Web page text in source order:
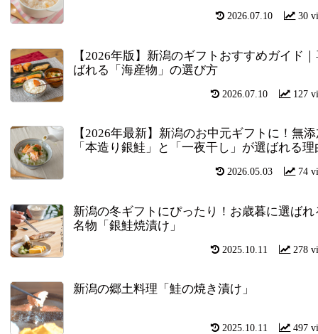
30
2026.07.10
【2026年版】新潟のギフトおすすめガイド
ばれる「海産物」の選び方
127
2026.07.10
【2026年最新】新潟のお中元ギフトに！無
「本造り銀鮭」と「一夜干し」が選ばれる理
74
2026.05.03
新潟の冬ギフトにぴったり！お歳暮に選ばれ
名物「銀鮭焼漬け」
278
2025.10.11
新潟の郷土料理「鮭の焼き漬け」
497
2025.10.11